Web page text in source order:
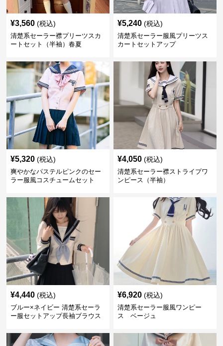
¥3,560 (税込)
清楚系セーラー襟プリーツスカ
ートセット（半袖）春夏
¥5,240 (税込)
清楚系セーラー服風プリーツス
カートセットアップ
¥5,320 (税込)
爽やかなパステルピンクのセー
ラー服風コスチュームセット
¥4,050 (税込)
清楚系セーラー襟ストライプワ
ンピース（半袖）
¥4,440 (税込)
ブルー×ネイビー 清楚系セーラ
ー服セットアップ長袖ブラウス
¥6,920 (税込)
清楚系セーラー服風ワンピー
ス ベージュ